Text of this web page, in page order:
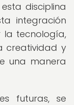
disciplina
integración
la tecnología,
creatividad y
una manera
futuras, se